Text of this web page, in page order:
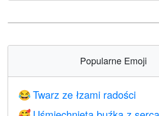
Popularne Emoji
😂 Twarz ze łzami radości